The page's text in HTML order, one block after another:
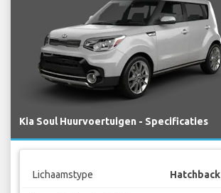
Kia Soul Huurvoertuigen - Specificaties
Lichaamstype Hatchback